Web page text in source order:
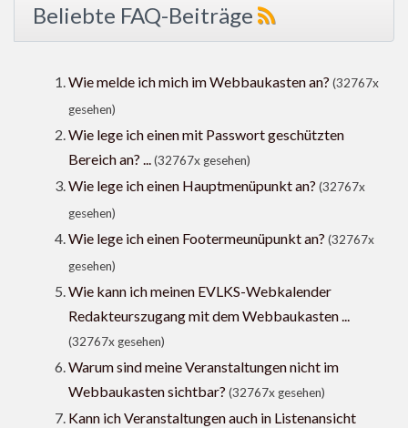
Beliebte FAQ-Beiträge
Wie melde ich mich im Webbaukasten an? (32767x
gesehen)
Wie lege ich einen mit Passwort geschützten
Bereich an? ...(32767x gesehen)
Wie lege ich einen Hauptmenüpunkt an? (32767x
gesehen)
Wie lege ich einen Footermeunüpunkt an? (32767x
gesehen)
Wie kann ich meinen EVLKS-Webkalender
Redakteurszugang mit dem Webbaukasten ...
(32767x gesehen)
Warum sind meine Veranstaltungen nicht im
Webbaukasten sichtbar? (32767x gesehen)
Kann ich Veranstaltungen auch in Listenansicht